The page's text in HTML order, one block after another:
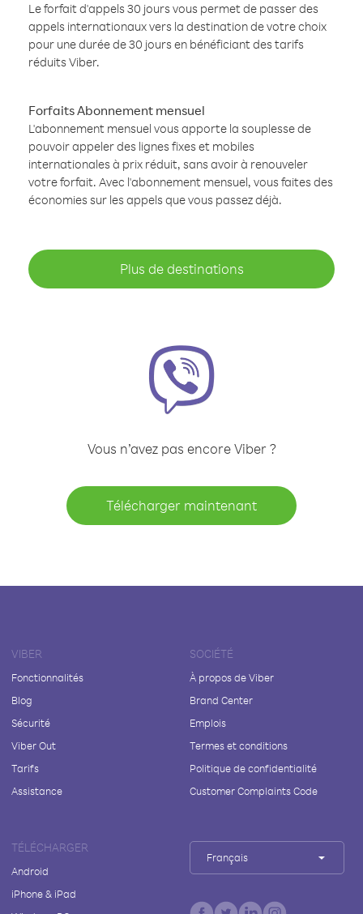
Le forfait d'appels 30 jours vous permet de passer des
appels internationaux vers la destination de votre choix
pour une durée de 30 jours en bénéficiant des tarifs
réduits Viber.
Forfaits Abonnement mensuel
L'abonnement mensuel vous apporte la souplesse de
pouvoir appeler des lignes fixes et mobiles
internationales à prix réduit, sans avoir à renouveler
votre forfait. Avec l'abonnement mensuel, vous faites des
économies sur les appels que vous passez déjà.
Plus de destinations
Vous n’avez pas encore Viber ?
Télécharger maintenant
VIBER
Fonctionnalités
Blog
Sécurité
Viber Out
Tarifs
Assistance
SOCIÉTÉ
À propos de Viber
Brand Center
Emplois
Termes et conditions
Politique de confidentialité
Customer Complaints Code
TÉLÉCHARGER
Android
iPhone & iPad
Français